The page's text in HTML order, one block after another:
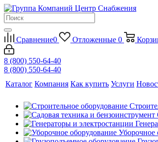
Сравнение0 Отложенные 0
8 (800) 550-64-40
8 (800) 550-64-40
Каталог Компания Как купить Услуги
Уборочное